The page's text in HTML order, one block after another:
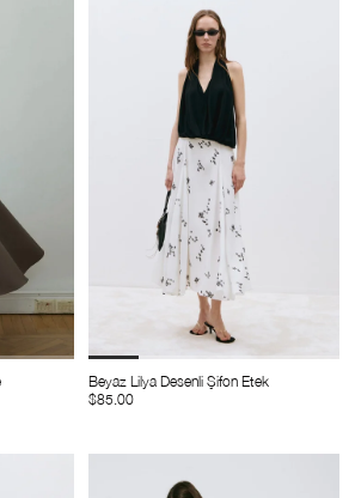
Beyaz Lilya Desenli Şifon Etek
$85.00